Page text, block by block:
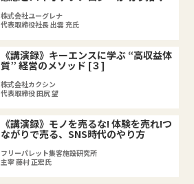
株式会社ユーグレナ
代表取締役社長 出雲 充氏
《講演録》キーエンスに学ぶ “高収益体
質” 経営のメソッド [３]
株式会社カクシン
代表取締役 田尻 望
《講演録》モノを売るな! 体験を売れ!つ
ながりで売る、SNS時代のやり方
フリーパレット集客施設研究所
主宰 藤村 正宏氏